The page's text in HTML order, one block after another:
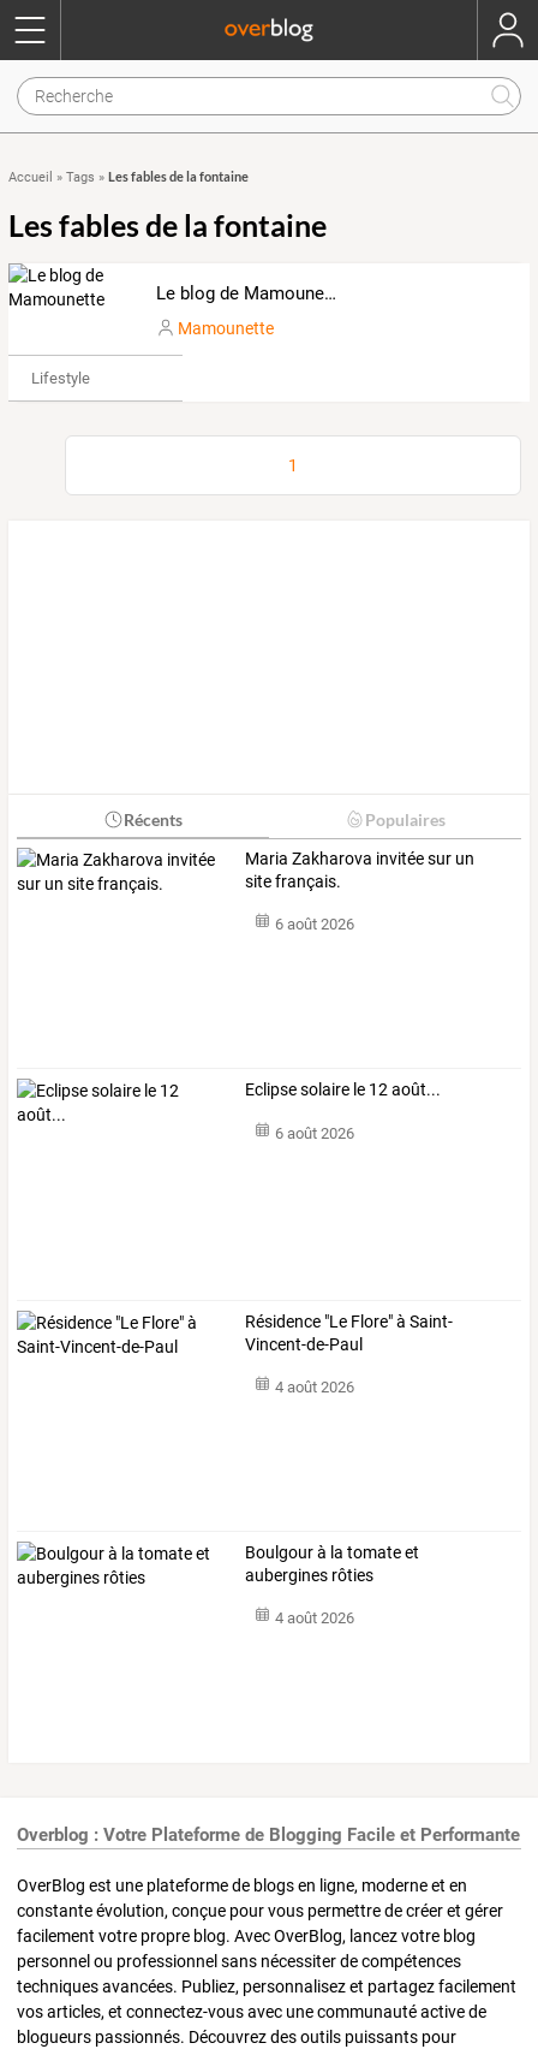
Accueil » Tags » Les fables de la fontaine
Les fables de la fontaine
Le blog de Mamounette
Mamounette
Lifestyle
1
Récents Populaires
Maria Zakharova invitée sur un
site français.
6 août 2026
Eclipse solaire le 12 août...
6 août 2026
Résidence "Le Flore" à Saint-
Vincent-de-Paul
4 août 2026
Boulgour à la tomate et
aubergines rôties
4 août 2026
Overblog : Votre Plateforme de Blogging Facile et Performante
OverBlog est une plateforme de blogs en ligne, moderne et en
constante évolution, conçue pour vous permettre de créer et gérer
facilement votre propre blog. Avec OverBlog, lancez votre blog
personnel ou professionnel sans nécessiter de compétences
techniques avancées. Publiez, personnalisez et partagez facilement
vos articles, et connectez-vous avec une communauté active de
blogueurs passionnés. Découvrez des outils puissants pour